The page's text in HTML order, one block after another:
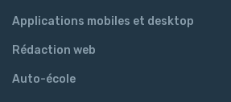
Applications mobiles et desktop
Rédaction web
Auto-école